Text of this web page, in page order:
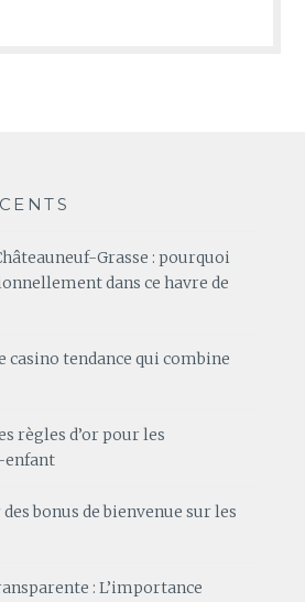
Grasse : pourquoi
dans ce havre de
casino tendance qui combine
règles d’or pour les
enfant
bonus de bienvenue sur les
: L’importance